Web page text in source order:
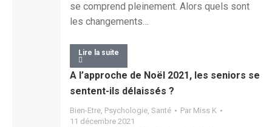
se comprend pleinement. Alors quels sont
les changements…
Lire la suite
A l’approche de Noël 2021, les seniors se
sentent-ils délaissés ?
Bien-Etre, Psychologie, Santé Par Miss K
11 décembre 2021